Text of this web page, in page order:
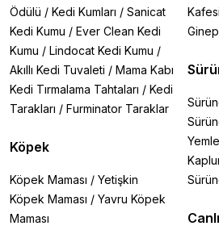
Ödülü / Kedi Kumları / Sanicat
Kedi Kumu / Ever Clean Kedi
Kumu / Lindocat Kedi Kumu /
Akıllı Kedi Tuvaleti / Mama Kabı
Kedi Tırmalama Tahtaları / Kedi
Tarakları / Furminator Taraklar
Köpek
Köpek Maması / Yetişkin
Köpek Maması / Yavru Köpek
Maması
Kafesi
Canlı